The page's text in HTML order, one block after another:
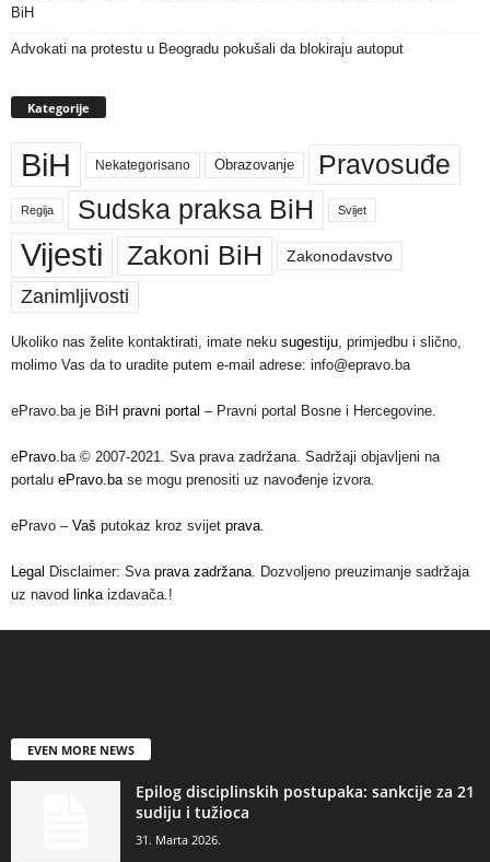
BiH
Advokati na protestu u Beogradu pokušali da blokiraju autoput
Kategorije
BiH Nekategorisano Obrazovanje Pravosuđe
Regija Sudska praksa BiH Svijet
Vijesti Zakoni BiH Zakonodavstvo
Zanimljivosti
Ukoliko nas želite kontaktirati, imate neku sugestiju, primjedbu i slično,
molimo Vas da to uradite putem e-mail adrese: info@epravo.ba
ePravo.ba je BiH pravni portal – Pravni portal Bosne i Hercegovine.
ePravo.ba © 2007-2021. Sva prava zadržana. Sadržaji objavljeni na
portalu ePravo.base mogu prenositi uz navođenje izvora.
ePravo – Vaš putokaz kroz svijet prava.
Legal Disclaimer: Sva prava zadržana. Dozvoljeno preuzimanje sadržaja
uz navod linkaizdavača.!
EVEN MORE NEWS
Epilog disciplinskih postupaka: sankcije za 21
sudiju i tužioca
31. Marta 2026.